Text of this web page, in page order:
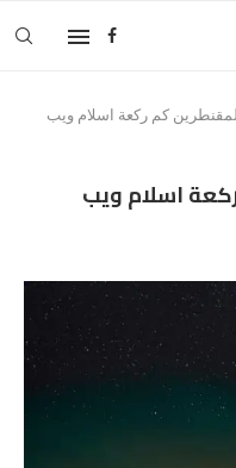
كم ركعة اسلام ويب
اسلام ويب